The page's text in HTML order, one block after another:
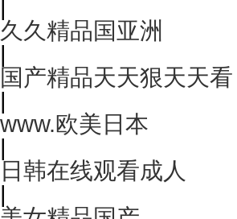
|
久久精品国亚洲
|
国产精品天天狠天天看
|
www.欧美日本
|
日韩在线观看成人
|